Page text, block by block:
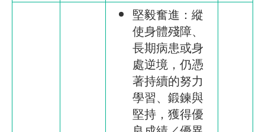
堅毅奮進：縱
使身體殘障、
長期病患或身
處逆境，仍憑
著持續的努力
學習、鍛鍊與
堅持，獲得優